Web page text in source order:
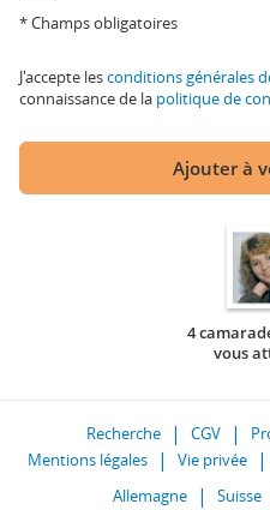
* Champs obligatoires
J'accepte lesconditions générales
connaissance de la politique de
Ajouter à
4
vous
Recherche CGV
Mentions légales
Vie privée
Allemagne
Suisse